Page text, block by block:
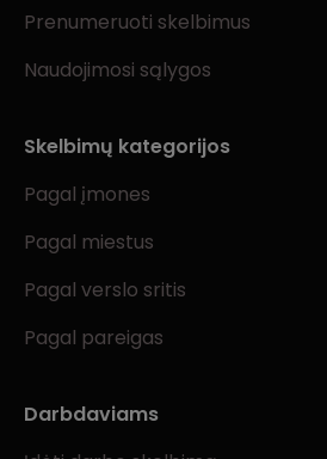
Prenumeruoti skelbimus
Naudojimosi sąlygos
Skelbimų kategorijos
Pagal įmones
Pagal miestus
Pagal verslo sritis
Pagal pareigas
Darbdaviams